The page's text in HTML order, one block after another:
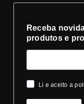
Receba
produtos e
Li e aceito a